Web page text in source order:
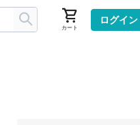
カート
ログイン